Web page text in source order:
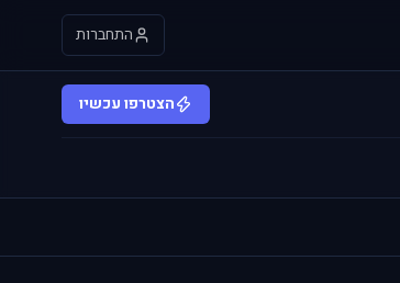
התחברות
הצטרפו עכשיו